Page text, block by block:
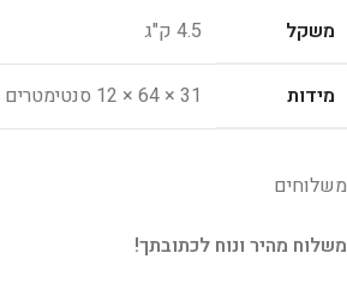
משקל
4.5 ק"ג
מידות 31 × 64 × 12 סנטימטרים
משלוחים
משלוח מהיר ונוח לכתובתך!